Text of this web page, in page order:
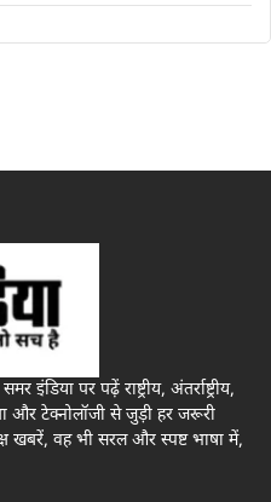
इंडिया पर पढ़ें राष्ट्रीय, अंतर्राष्ट्रीय,
और टेक्नोलॉजी से जुड़ी हर जरूरी
खबरें, वह भी सरल और स्पष्ट भाषा में,